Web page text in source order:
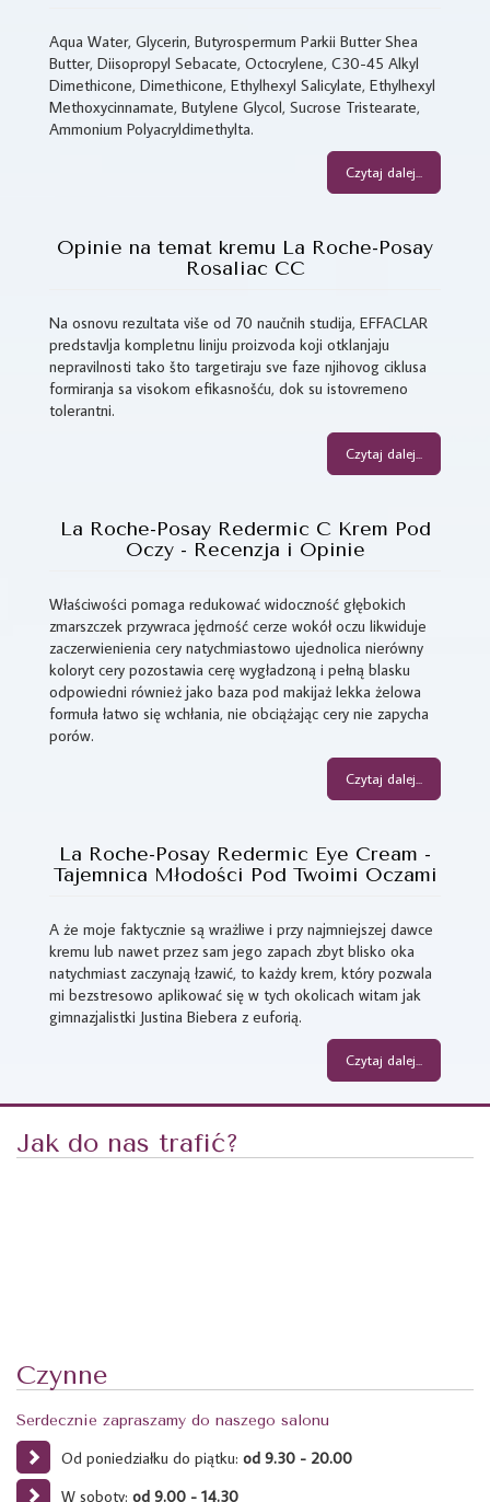
Aqua Water, Glycerin, Butyrospermum Parkii Butter Shea
Butter, Diisopropyl Sebacate, Octocrylene, C30-45 Alkyl
Dimethicone, Dimethicone, Ethylhexyl Salicylate, Ethylhexyl
Methoxycinnamate, Butylene Glycol, Sucrose Tristearate,
Ammonium Polyacryldimethylta.
Czytaj dalej...
Opinie na temat kremu La Roche-Posay
Rosaliac CC
Na osnovu rezultata više od 70 naučnih studija, EFFACLAR
predstavlja kompletnu liniju proizvoda koji otklanjaju
nepravilnosti tako što targetiraju sve faze njihovog ciklusa
formiranja sa visokom efikasnošću, dok su istovremeno
tolerantni.
Czytaj dalej...
La Roche-Posay Redermic C Krem Pod
Oczy - Recenzja i Opinie
Właściwości pomaga redukować widoczność głębokich
zmarszczek przywraca jędrność cerze wokół oczu likwiduje
zaczerwienienia cery natychmiastowo ujednolica nierówny
koloryt cery pozostawia cerę wygładzoną i pełną blasku
odpowiedni również jako baza pod makijaż lekka żelowa
formuła łatwo się wchłania, nie obciążając cery nie zapycha
porów.
Czytaj dalej...
La Roche-Posay Redermic Eye Cream -
Tajemnica Młodości Pod Twoimi Oczami
A że moje faktycznie są wrażliwe i przy najmniejszej dawce
kremu lub nawet przez sam jego zapach zbyt blisko oka
natychmiast zaczynają łzawić, to każdy krem, który pozwala
mi bezstresowo aplikować się w tych okolicach witam jak
gimnazjalistki Justina Biebera z euforią.
Czytaj dalej...
Jak do nas trafić?
Czynne
Serdecznie zapraszamy do naszego salonu
Od poniedziałku do piątku: od 9.30 - 20.00
W soboty: od 9.00 - 14.30